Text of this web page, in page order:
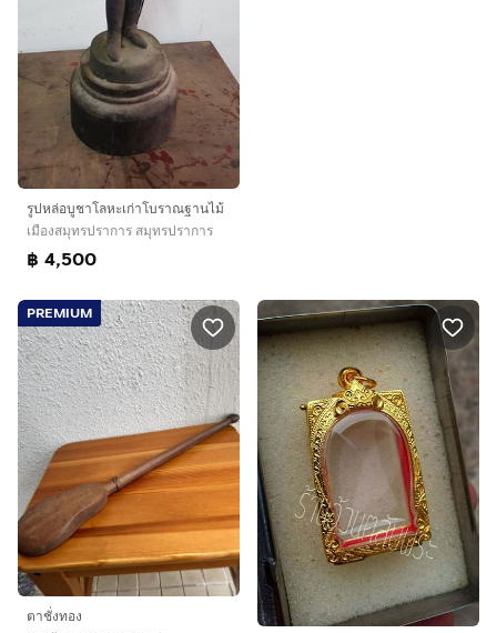
รูปหล่อบูชาโลหะเก่าโบราณฐานไม้
เมืองสมุทรปราการ สมุทรปราการ
฿ 4,500
PREMIUM
ตาชั่งทอง